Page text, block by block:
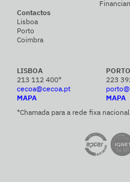
Contactos
Lisboa
Porto
Coimbra
LISBOA
213 112 400*
cecoa@cecoa.pt
MAPA
PORTO
223
MAPA
*Chamada para a rede fixa nacional